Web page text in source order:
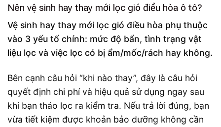
Nên vệ sinh hay thay mới lọc gió điều hòa ô tô?
Vệ sinh hay thay mới lọc gió điều hòa phụ thuộc
vào 3 yếu tố chính: mức độ bẩn, tình trạng vật
liệu lọc và việc lọc có bị ẩm/mốc/rách hay không.
Bên cạnh câu hỏi “khi nào thay”, đây là câu hỏi
quyết định chi phí và hiệu quả sử dụng ngay sau
khi bạn tháo lọc ra kiểm tra. Nếu trả lời đúng, bạn
vừa tiết kiệm được khoản bảo dưỡng không cần